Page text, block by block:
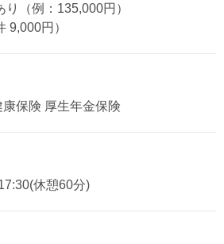
（例：135,000円）
9,000円）
保険 厚生年金保険
休憩60分)